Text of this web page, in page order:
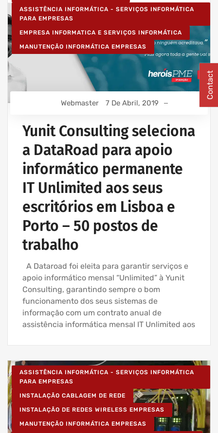
ASSISTÊNCIA INFORMÁTICA - SERVIÇOS INFORMÁTICA
PARA EMPRESAS
EMPRESA INFORMATICA E SERVIÇOS INFORMÁTICA
MANUTENÇÃO INFORMÁTICA EMPRESAS
Webmaster 7 De Abril, 2019
Yunit Consulting seleciona
a DataRoad para apoio
informático permanente
IT Unlimited aos seus
escritórios em Lisboa e
Porto – 50 postos de
trabalho
A Dataroad foi eleita para garantir serviços e
apoio informático mensal “Unlimited” à Yunit
Consulting, garantindo sempre o bom
funcionamento dos seus sistemas de
informação com um contrato anual de
assistência informática mensal IT Unlimited aos
ASSISTÊNCIA INFORMÁTICA - SERVIÇOS INFORMÁTICA
PARA EMPRESAS
INSTALAÇÃO CABLAGEM DE REDE
INSTALAÇÃO DE REDES WIRELESS EMPRESAS
MANUTENÇÃO INFORMÁTICA EMPRESAS
Contact